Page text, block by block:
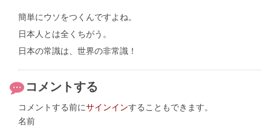
簡単にウソをつくんですよね。
日本人とは全くちがう。
日本の常識は、世界の非常識！
コメントする
コメントする前にサインインすることもできます。
名前